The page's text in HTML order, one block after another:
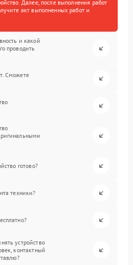
Далее, после выполнения работ
акт выполненных работ и
и какой
проводить
Сможете
готово?
техники?
устройство
контактный